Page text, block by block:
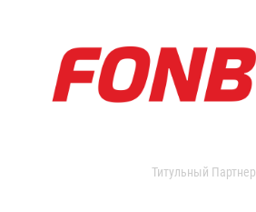
Титульный Партнер